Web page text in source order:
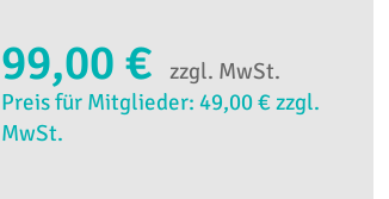
99,00 €
zzgl. MwSt.
Preis für Mitglieder: 49,00 € zzgl.
MwSt.